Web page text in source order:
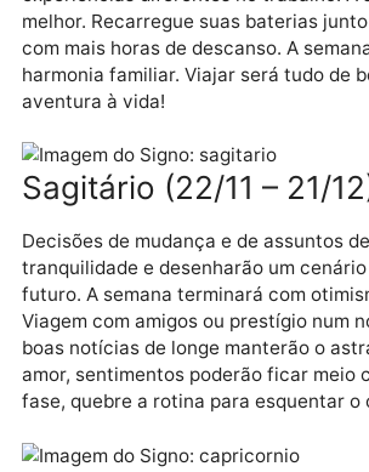
conquistas na carreira, na área
relacionamentos. Amplie as
conecte a um mundo maior. Hora
horizontes, assumir desafios e
Escorpião (23/10 –
Novos relacionamentos e
marcarão esta fase que trará
reputação. Finalize um longo ciclo
experiências diferentes no
melhor. Recarregue suas baterias
com mais horas de descanso. A
harmonia familiar. Viajar será tudo